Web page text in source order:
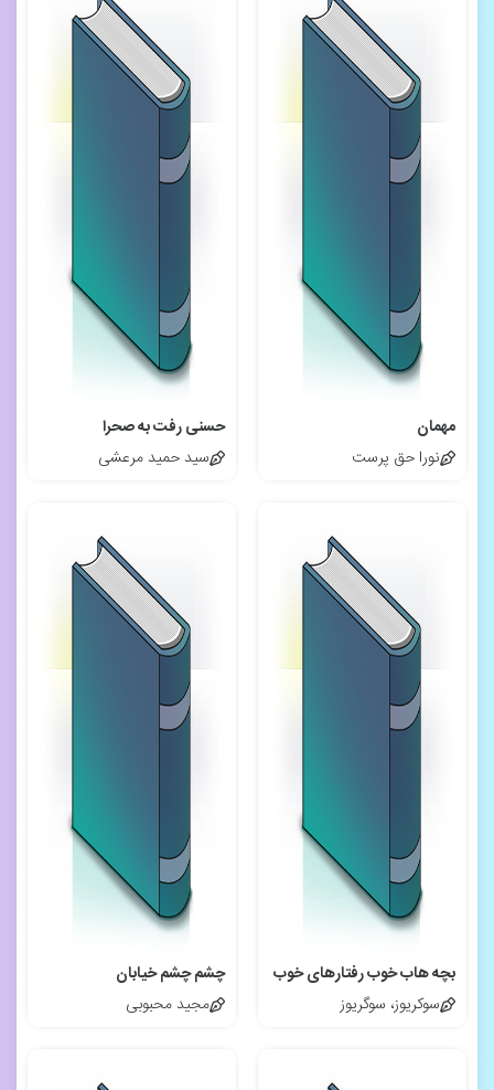
مهمان
نورا حق پرست
حسنی رفت به صحرا
سید حمید مرعشی
بچه هاب خوب رفتارهای خوب
سوکریوز، سوگریوز
چشم چشم خیابان
مجید محبوبی